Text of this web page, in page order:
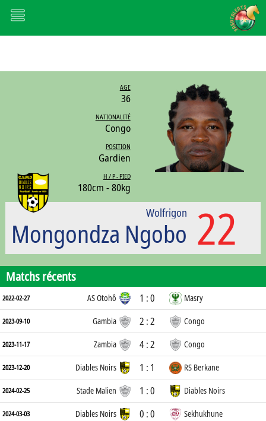
AGE
36
NATIONALITÉ
Congo
POSITION
Gardien
H / P - PIED
180cm - 80kg
22
Wolfrigon
Mongondza Ngobo
Matchs récents
2022-02-27 AS Otohô 1 : 0 Masry
2023-09-10 Gambia 2 : 2 Congo
2023-11-17 Zambia 4 : 2 Congo
2023-12-20 Diables Noirs 1 : 1 RS Berkane
2024-02-25 Stade Malien 1 : 0 Diables Noirs
2024-03-03 Diables Noirs 0 : 0 Sekhukhune